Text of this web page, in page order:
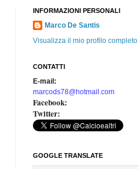
INFORMAZIONI PERSONALI
Marco De Santis
Visualizza il mio profilo completo
CONTATTI
E-mail:
marcods78@hotmail.com
Facebook:
Twitter:
GOOGLE TRANSLATE